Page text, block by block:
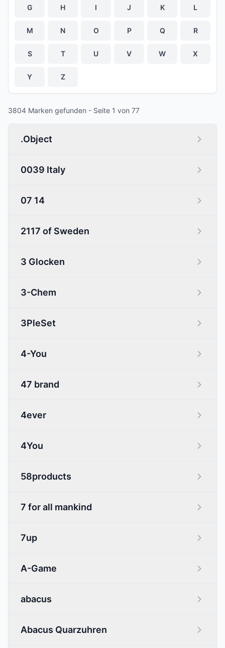
G H I J K L
M N O P Q R
S T U V W X
Y Z
3804 Marken gefunden - Seite 1 von 77
.Object
0039 Italy
07 14
2117 of Sweden
3 Glocken
3-Chem
3PleSet
4-You
47 brand
4ever
4You
58products
7 for all mankind
7up
A-Game
abacus
Abacus Quarzuhren